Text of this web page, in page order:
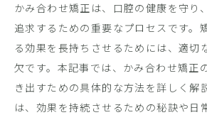
かみ合わせ矯正は、口腔の健康を守り
追求するための重要なプロセスです。
る効果を長持ちさせるためには、適切
欠です。本記事では、かみ合わせ矯正
き出すための具体的な方法を詳しく解
は、効果を持続させるための秘訣や日